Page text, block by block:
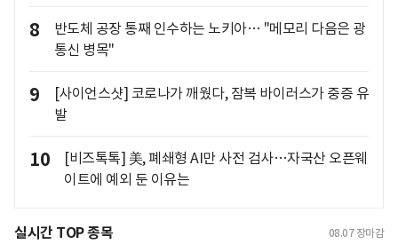
8
반도체 공장 통째 인수하는 노키아… "메모리 다음은 광
통신 병목"
9
[사이언스샷] 코로나가 깨웠다, 잠복 바이러스가 중증 유
발
10
[비즈톡톡] 美, 폐쇄형 AI만 사전 검사…자국산 오픈웨
이트에 예외 둔 이유는
실시간 TOP 종목 08.07 장마감